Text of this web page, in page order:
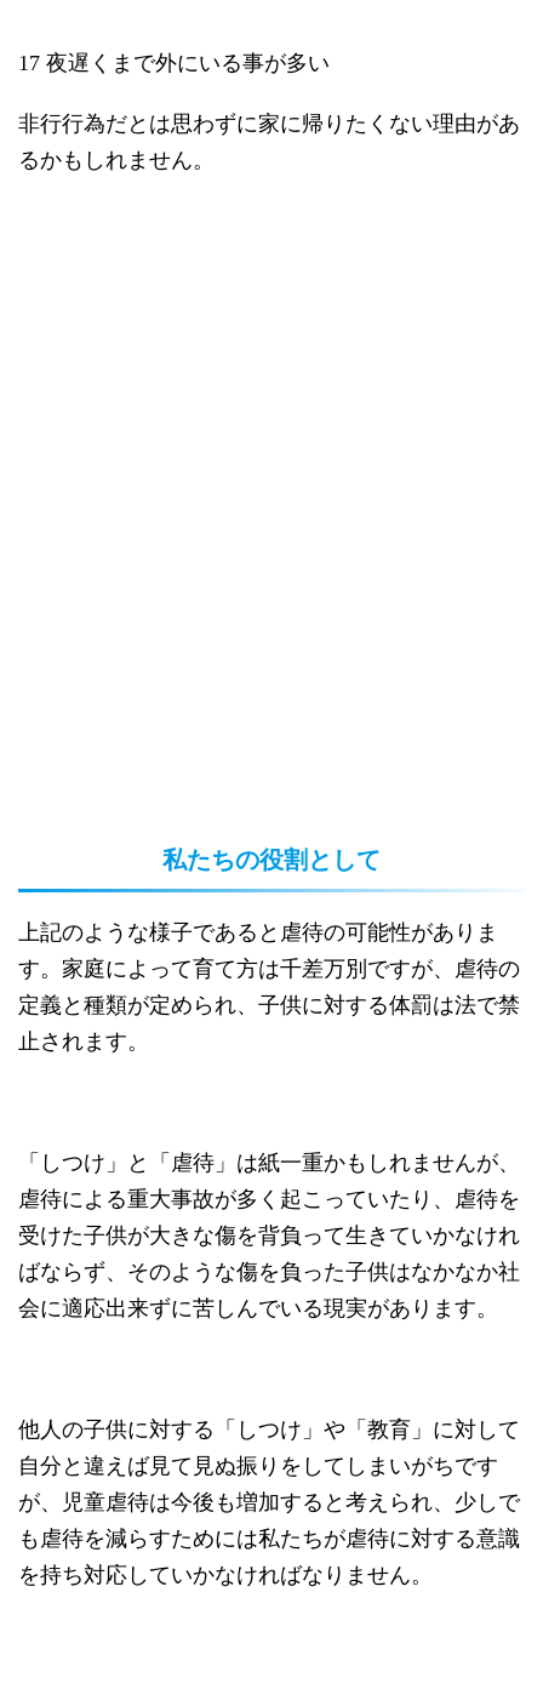
17 夜遅くまで外にいる事が多い
非行行為だとは思わずに家に帰りたくない理由があ
るかもしれません。
私たちの役割として
上記のような様子であると虐待の可能性がありま
す。家庭によって育て方は千差万別ですが、虐待の
定義と種類が定められ、子供に対する体罰は法で禁
止されます。
「しつけ」と「虐待」は紙一重かもしれませんが、
虐待による重大事故が多く起こっていたり、虐待を
受けた子供が大きな傷を背負って生きていかなけれ
ばならず、そのような傷を負った子供はなかなか社
会に適応出来ずに苦しんでいる現実があります。
他人の子供に対する「しつけ」や「教育」に対して
自分と違えば見て見ぬ振りをしてしまいがちです
が、児童虐待は今後も増加すると考えられ、少しで
も虐待を減らすためには私たちが虐待に対する意識
を持ち対応していかなければなりません。